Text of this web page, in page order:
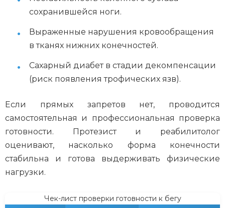
сохранившейся ноги.
Выраженные нарушения кровообращения
в тканях нижних конечностей.
Сахарный диабет в стадии декомпенсации
(риск появления трофических язв).
Если прямых запретов нет, проводится
самостоятельная и профессиональная проверка
готовности. Протезист и реабилитолог
оценивают, насколько форма конечности
стабильна и готова выдерживать физические
нагрузки.
Чек-лист проверки готовности к бегу